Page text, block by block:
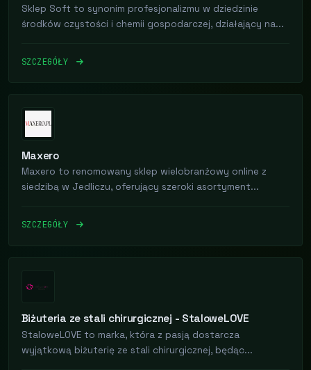
Sklep Soft to synonim profesjonalizmu w dziedzinie
środków czystości i chemii gospodarczej, działający na...
SZCZEGÓŁY
Maxero
Maxero to renomowany sklep wielobranżowy online z
siedzibą w Jedliczu, oferujący szeroki asortyment...
SZCZEGÓŁY
Biżuteria ze stali chirurgicznej - StaloweLOVE
StaloweLOVE to marka, która z pasją dostarcza
wyjątkową biżuterię ze stali chirurgicznej, będąc...